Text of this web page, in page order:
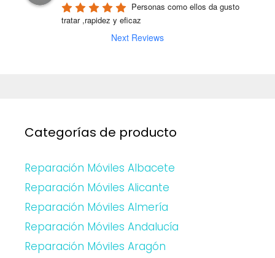
Personas como ellos da gusto
tratar ,rapidez y eficaz
Next Reviews
Categorías de producto
Reparación Móviles Albacete
Reparación Móviles Alicante
Reparación Móviles Almería
Reparación Móviles Andalucía
Reparación Móviles Aragón